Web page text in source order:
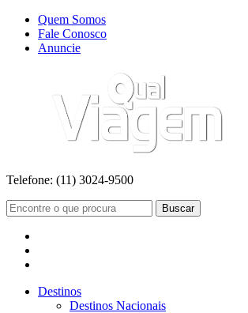
Quem Somos
Fale Conosco
Anuncie
Telefone: (11) 3024-9500
Buscar
Destinos
Destinos Nacionais